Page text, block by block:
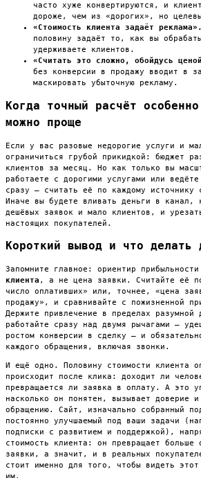
часто хуже конвертируются, и
дороже, чем из «дорогих», но
«Стоимость клиента задаёт реклама».
половину задаёт то, как вы
удерживаете клиентов.
«Считать это сложно, обойдусь
без конверсии в продажу вводит в
маскировать убыточную рекламу.
Когда точный расчёт
можно проще
Если у вас разовые недорогие услуги и
ограничиться грубой прикидкой: бюджет
клиентов за месяц. Но как только вы
работаете с дорогими услугами или
сразу — считать её по каждому источнику
Иначе вы будете вливать деньги в канал,
дешёвых заявок и мало клиентов, и
настоящих покупателей.
Короткий вывод и что делать
Запомните главное: ориентир
клиента , а не цена заявки. Считайте её
число оплативших» или, точнее, «цена
продажу», и сравнивайте с пожизненной
Держите привлечение в пределах разумной
работайте сразу над двумя рычагами —
ростом конверсии в сделку — и
каждого обращения, включая звонки.
И ещё одно. Половину стоимости клиента
происходит после клика: доходит ли
превращается ли заявка в оплату. А это
насколько он понятен, вызывает доверие
обращению. Сайт, изначально собранный
постоянно улучшаемый под ваши задачи
подписки с развитием и поддержкой),
стоимость клиента: он превращает больше
заявки, а значит, и в реальных
стоит именно для того, чтобы видеть
им.